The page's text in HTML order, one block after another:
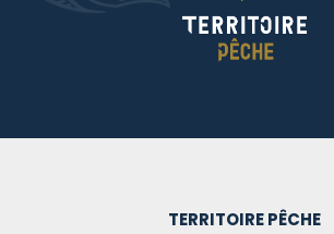
TERRITOIRE PÊCHE